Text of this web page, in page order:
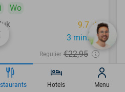
Wo
9.7 star
3 min.directions_car
Regulier €22,95
,95
Hotels Menu